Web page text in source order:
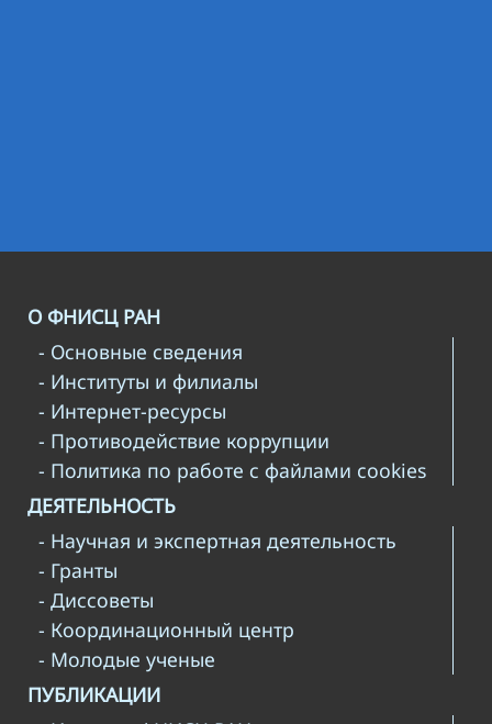
О ФНИСЦ РАН
- Основные сведения
- Институты и филиалы
- Интернет-ресурсы
- Противодействие коррупции
- Политика по работе с файлами cookies
ДЕЯТЕЛЬНОСТЬ
- Научная и экспертная деятельность
- Гранты
- Диссоветы
- Координационный центр
- Молодые ученые
ПУБЛИКАЦИИ